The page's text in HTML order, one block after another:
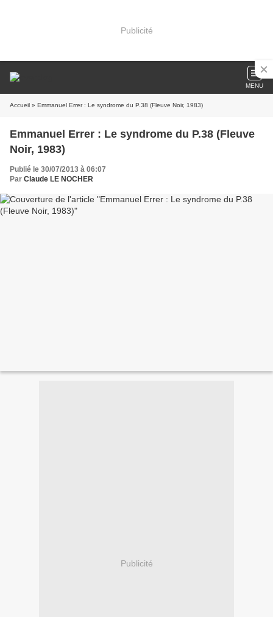
Publicité
MENU
Accueil » Emmanuel Errer : Le syndrome du P.38 (Fleuve Noir, 1983)
Emmanuel Errer : Le syndrome du P.38 (Fleuve
Noir, 1983)
Publié le 30/07/2013 à 06:07
Par Claude LE NOCHER
Publicité